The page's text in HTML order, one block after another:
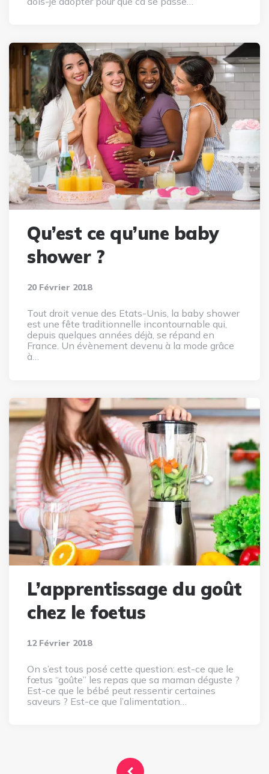
Qu’est ce qu’une baby
shower ?
20 Février 2018
Tout droit venue des Etats-Unis, la baby shower
est une fête traditionnelle incontournable qui,
depuis quelques années déjà, se répand en
France. Un évènement devenu à la mode grâce
à…
L’apprentissage du goût
chez le foetus
12 Février 2018
On s’est tous posé cette question: est-ce que le
fœtus “goûte” les repas que sa maman déguste ?
Est-ce que le bébé peut ressentir certaines
saveurs ? Est-ce que l’alimentation…